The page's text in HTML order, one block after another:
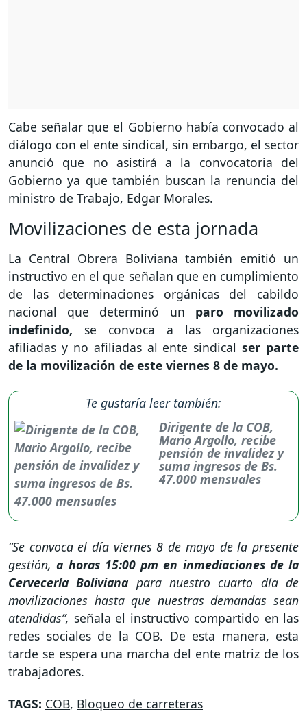
Cabe señalar que el Gobierno había convocado al
diálogo con el ente sindical, sin embargo, el sector
anunció que no asistirá a la convocatoria del
Gobierno ya que también buscan la renuncia del
ministro de Trabajo, Edgar Morales.
Movilizaciones de esta jornada
La Central Obrera Boliviana también emitió un
instructivo en el que señalan que en cumplimiento
de las determinaciones orgánicas del cabildo
nacional que determinó un paro movilizado
indefinido, se convoca a las organizaciones
afiliadas y no afiliadas al ente sindicalser parte
de la movilización de este viernes 8 de mayo.
Te gustaría leer también:
Dirigente de la COB,
Mario Argollo, recibe
pensión de invalidez y
suma ingresos de Bs.
47.000 mensuales
“Se convoca el día viernes 8 de mayo de la presente
gestión,a horas 15:00 pm en inmediaciones de la
Cervecería Boliviana para nuestro cuarto día de
movilizaciones hasta que nuestras demandas sean
atendidas”, señala el instructivo compartido en las
redes sociales de la COB. De esta manera, esta
tarde se espera una marcha del ente matriz de los
trabajadores.
TAGS: COB, Bloqueo de carreteras